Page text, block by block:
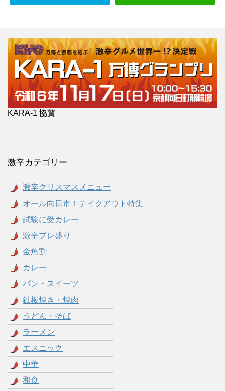
KARA-1 協賛
激辛カテゴリー
激辛クリスマスメニュー
オール向日市！テイクアウト特集
試験に受カレー
激辛プレ盛り
金魚割
カレー
パン・スイーツ
鉄板焼き・焼肉
うどん・そば
ラーメン
エスニック
中華
和食